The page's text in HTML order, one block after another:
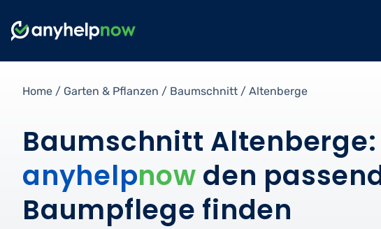
Home / Garten & Pflanzen / Baumschnitt / Altenberge
Baumschnitt Altenberge:
anyhelpnow den
Baumpflege finden